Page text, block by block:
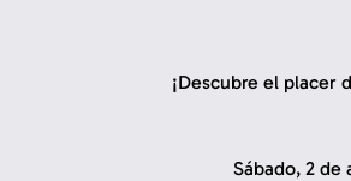
¡Descubre el placer
Sábado, 2 de